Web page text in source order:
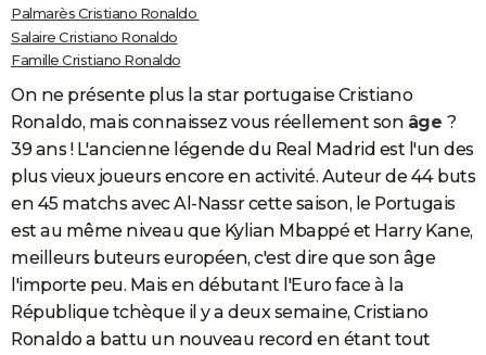
S'inscrire
Se connecter
Lycées
Collèges
Primaires
Universités
Entreprises
Service militaire
Avis de recherche
AVIS DE DÉCÈS
FORUM
Bricolage
Lifestyle
Culture
Sport
Auto
Television
Voyage
Cinema
Palmarès Cristiano Ronaldo
Salaire Cristiano Ronaldo
Famille Cristiano Ronaldo
On ne présente plus la star portugaise Cristiano
Ronaldo, mais connaissez vous réellement son âge ?
39 ans ! L'ancienne légende du Real Madrid est l'un des
plus vieux joueurs encore en activité. Auteur de 44 buts
en 45 matchs avec Al-Nassr cette saison, le Portugais
est au même niveau que Kylian Mbappé et Harry Kane,
meilleurs buteurs européen, c'est dire que son âge
l'importe peu. Mais en débutant l'Euro face à la
République tchèque il y a deux semaine, Cristiano
Ronaldo a battu un nouveau record en étant tout